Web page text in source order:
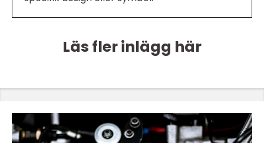
Läs fler inlägg här